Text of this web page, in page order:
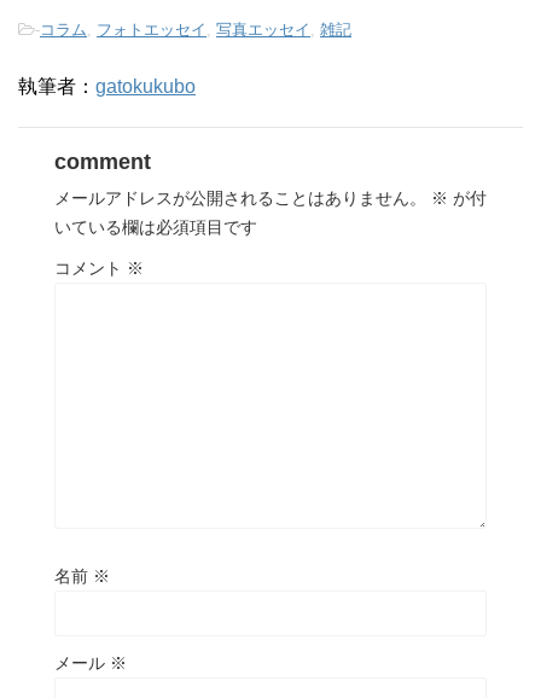
-コラム, フォトエッセイ , 写真エッセイ , 雑記
執筆者： gatokukubo
comment
メールアドレスが公開されることはありません。 ※ が付
いている欄は必須項目です
コメント ※
名前 ※
メール ※